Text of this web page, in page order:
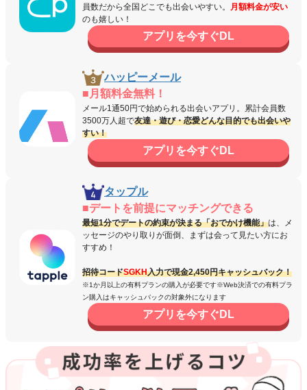
員数だから全国どこでも出会いやすい。
月額料金が安い
のも嬉しい！
アプリを今すぐDL
ハッピーメール
■月額料金無料！
メール1通50円で始められる出会いアプリ。累計会員数
3500万人超で友達・遊び・恋愛どんな目的でも出会いや
すい！
アプリを今すぐDL
タップル
■デートを前提にマッチングできる
最短1分でデートの約束が決まる「おでかけ機能」は、メ
ッセージのやり取りが面倒、まずは会って見たい方にお
すすめ！
招待コードSGKH入力で現金2,450円キャッシュバック！
※1か月以上の有料プランの購入が必要です※Web決済での有料プラ
ン購入はキャッシュバックの対象外になります
アプリを今すぐDL